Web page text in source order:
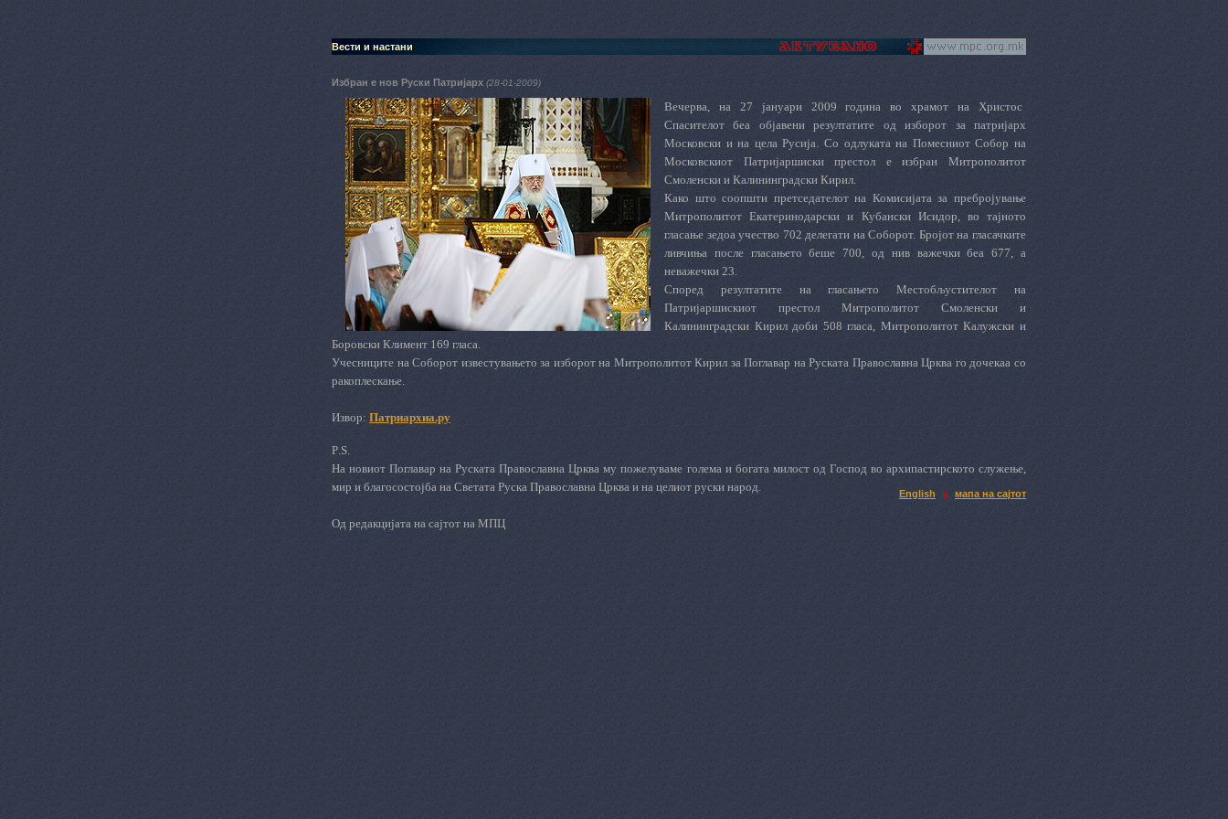
Вести и настани
Избран е нов Руски Патријарх (28-01-2009)
Вечерва, на 27 јануари 2009 година во храмот на Христос
Спасителот беа објавени резултатите од изборот за патријарх
Московски и на цела Русија. Со одлуката на Помесниот Собор на
Московскиот Патријаршиски престол е избран Митрополитот
Смоленски и Калининградски Кирил.
Како што соопшти претседателот на Комисијата за пребројување
Митрополитот Екатеринодарски и Кубански Исидор, во тајното
гласање зедоа учество 702 делегати на Соборот. Бројот на гласачките
ливчиња после гласањето беше 700, од нив важечки беа 677, а
неважечки 23.
Според резултатите на гласањето Местобљустителот на
Патријаршискиот престол Митрополитот Смоленски и
Калининградски Кирил доби 508 гласа, Митрополитот Калужски и
Боровски Климент 169 гласа.
Учесниците на Соборот известувањето за изборот на Митрополитот Кирил за Поглавар на Руската Православна Црква го дочекаа со
ракоплескање.
Извор: Патриархиа.ру
P.S.
На новиот Поглавар на Руската Православна Црква му пожелуваме голема и богата милост од Господ во архипастирското служење,
мир и благосостојба на Светата Руска Православна Црква и на целиот руски народ.
Од редакцијата на сајтот на МПЦ
English мапа на сајтот